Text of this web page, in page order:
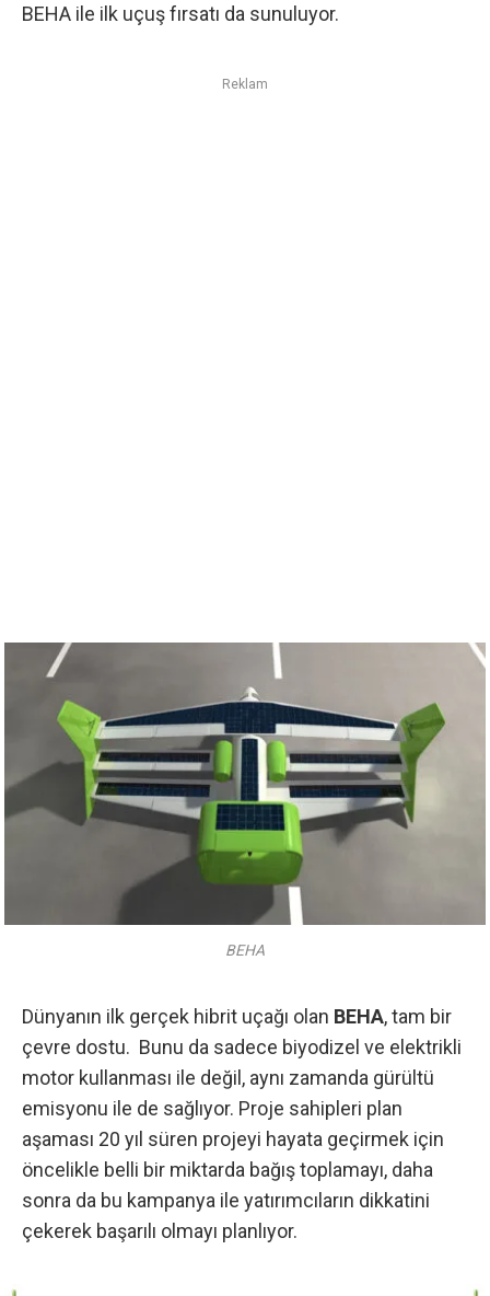
BEHA ile ilk uçuş fırsatı da sunuluyor.
Reklam
BEHA
Dünyanın ilk gerçek hibrit uçağı olan BEHA, tam bir
çevre dostu. Bunu da sadece biyodizel ve elektrikli
motor kullanması ile değil, aynı zamanda gürültü
emisyonu ile de sağlıyor. Proje sahipleri plan
aşaması 20 yıl süren projeyi hayata geçirmek için
öncelikle belli bir miktarda bağış toplamayı, daha
sonra da bu kampanya ile yatırımcıların dikkatini
çekerek başarılı olmayı planlıyor.